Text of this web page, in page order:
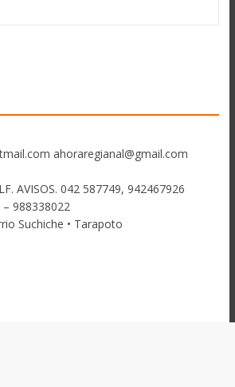
ahoraregianal@gmail.com
AVISOS. 042 587749, 942467926
– 988338022
Suchiche • Tarapoto